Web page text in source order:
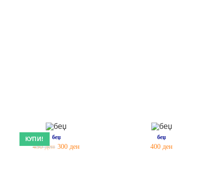
КУПИ! беџ
450ден 300ден
беџ
400ден